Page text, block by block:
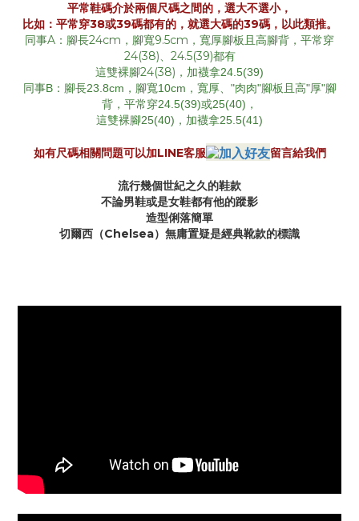
平常鞋碼介於兩個尺碼之間的，選大不選小，
比如：平常穿38或39碼都有的，就選大碼的39碼，以此類推。
同事A：腳長24cm，腳寬9.5cm，寬厚腳板且高腳背，平常穿
24(38)、24.5(39)都有
這雙裸腳24(38)，加襪拿24.5(39)
同事B：腳長23.8cm，腳寬10cm，寬厚、"肉肉"腳板且高"厚"腳
背， 平常穿24.5(39)或25(40)，
這雙裸腳25(40)，加襪拿25.5(41)
如有尺碼相關問題可以加LINE客服 留言給我們
流行幾個世紀之久的鞋款
不論男鞋或是女鞋都有他的蹤影
造型俐落簡單
切爾西（Chelsea）無庸置疑是經典靴款的標識